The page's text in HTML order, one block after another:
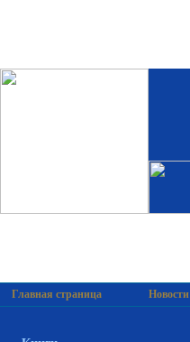
Главная страница Новости